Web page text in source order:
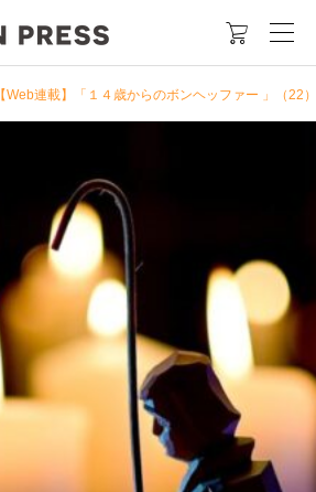

【Web連載】「１４歳からのボンヘッファー 」（